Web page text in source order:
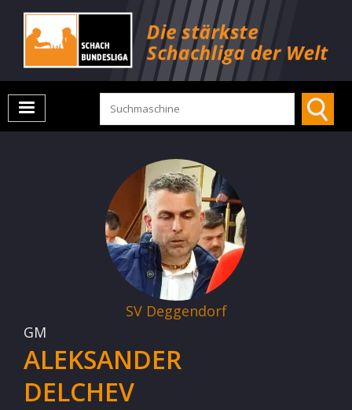
SV Deggendorf
GM
ALEKSANDER
DELCHEV